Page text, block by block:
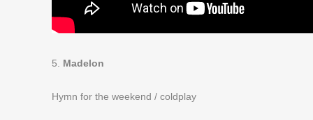
5. Madelon
Hymn for the weekend / coldplay